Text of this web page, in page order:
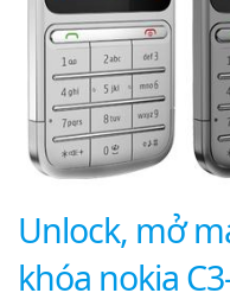
Unlock, mở
khóa nokia